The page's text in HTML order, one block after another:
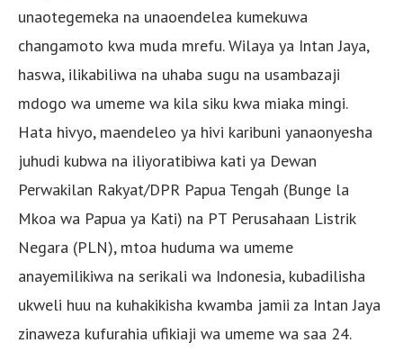
unaotegemeka na unaoendelea kumekuwa
changamoto kwa muda mrefu. Wilaya ya Intan Jaya,
haswa, ilikabiliwa na uhaba sugu na usambazaji
mdogo wa umeme wa kila siku kwa miaka mingi.
Hata hivyo, maendeleo ya hivi karibuni yanaonyesha
juhudi kubwa na iliyoratibiwa kati ya Dewan
Perwakilan Rakyat/DPR Papua Tengah (Bunge la
Mkoa wa Papua ya Kati) na PT Perusahaan Listrik
Negara (PLN), mtoa huduma wa umeme
anayemilikiwa na serikali wa Indonesia, kubadilisha
ukweli huu na kuhakikisha kwamba jamii za Intan Jaya
zinaweza kufurahia ufikiaji wa umeme wa saa 24.